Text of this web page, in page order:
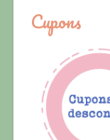
Cupons